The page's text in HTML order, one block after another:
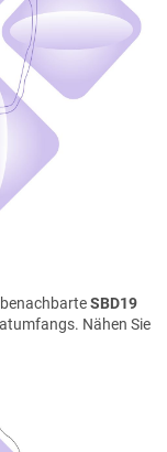
SBD19
Nähen Sie